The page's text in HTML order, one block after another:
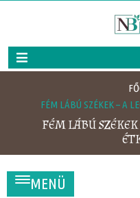
FÉM LÁBÚ SZÉKEK – A
FÉM LÁBÚ
MENÜ